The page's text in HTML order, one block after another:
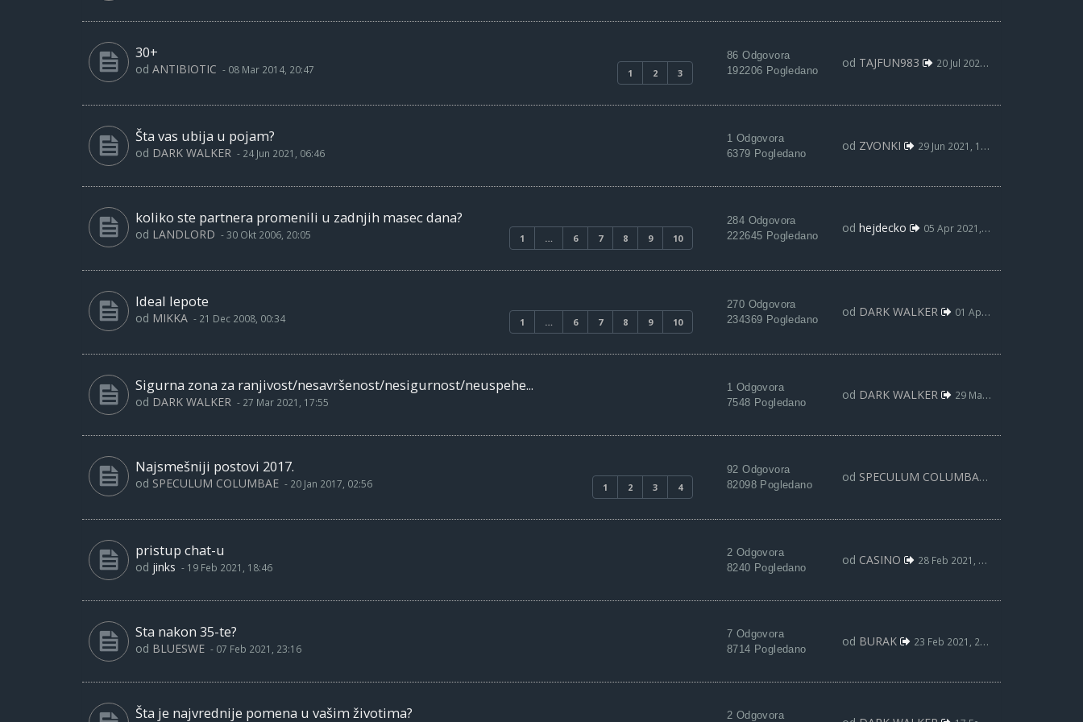
30+
1 2 3
od ANTIBIOTIC - 08 Mar 2014, 20:47
86 Odgovora
192206 Pogledano
od TAJFUN983 20 Jul 2021, 22:05
Šta vas ubija u pojam?
od DARK WALKER - 24 Jun 2021, 06:46
1 Odgovora
6379 Pogledano
od ZVONKI 29 Jun 2021, 12:14
koliko ste partnera promenili u zadnjih masec dana?
1 … 6 7 8 9 10
od LANDLORD - 30 Okt 2006, 20:05
284 Odgovora
222645 Pogledano
od hejdecko 05 Apr 2021, 12:49
Ideal lepote
1 … 6 7 8 9 10
od MIKKA - 21 Dec 2008, 00:34
270 Odgovora
234369 Pogledano
od DARK WALKER 01 Apr 2021, 20:38
Sigurna zona za ranjivost/nesavršenost/nesigurnost/neuspehe...
od DARK WALKER - 27 Mar 2021, 17:55
1 Odgovora
7548 Pogledano
od DARK WALKER 29 Mar 2021, 16:58
Najsmešniji postovi 2017.
1 2 3 4
od SPECULUM COLUMBAE - 20 Jan 2017, 02:56
92 Odgovora
82098 Pogledano
od SPECULUM COLUMBAE
pristup chat-u
od jinks - 19 Feb 2021, 18:46
2 Odgovora
8240 Pogledano
od CASINO 28 Feb 2021, 23:19
Sta nakon 35-te?
od BLUESWE - 07 Feb 2021, 23:16
7 Odgovora
8714 Pogledano
od BURAK 23 Feb 2021, 22:06
Šta je najvrednije pomena u vašim životima? 2 Odgovora